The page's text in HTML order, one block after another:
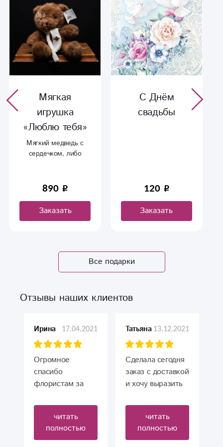
С Днём
свадьбы
120
Заказать
Открытка
«Восхищение!»
50
Заказать
Все подарки
Отзывы наших клиентов
Ирина 17.04.2021
Огромное
спасибо
флористам за
букет. Букет
сделан с душой,
герберы
восхитительные.
читать
полностью
Татьяна 13.12.2021
Сделала сегодня
заказ с доставкой
и хочу выразить
благодарность
сотрудникам
магазина.
Вежливая
читать
полностью